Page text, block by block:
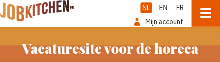
NL EN
FR
Mijn account
Vacaturesite voor de horeca